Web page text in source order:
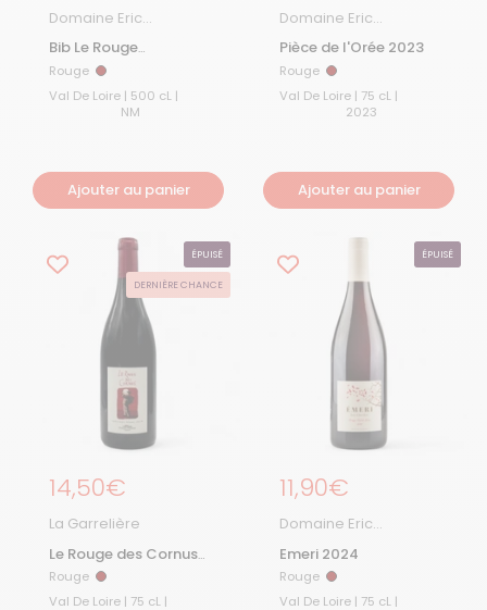
Domaine Eric
Bib Le Rouge
Chevalier
Rouge Rouge
Val De Loire | 500 cL |
NM
Ajouter au panier
Domaine Eric
Chevalier
Pièce de l'Orée 2023
Rouge Rouge
Val De Loire | 75 cL |
2023
Ajouter au panier
ÉPUISÉ
DERNIÈRE CHANCE
Prix régulier
14,50€
La Garrelière
Le Rouge des Cornus
2020
Rouge Rouge
Val De Loire | 75 cL |
ÉPUISÉ
Prix régulier
11,90€
Domaine Eric
Emeri 2024
Rouge Rouge
Val De Loire | 75 cL |